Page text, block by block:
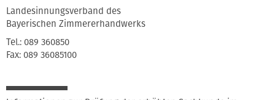
Landesinnungsverband des
Bayerischen Zimmererhandwerks
Tel.: 089 360850
Fax: 089 36085100